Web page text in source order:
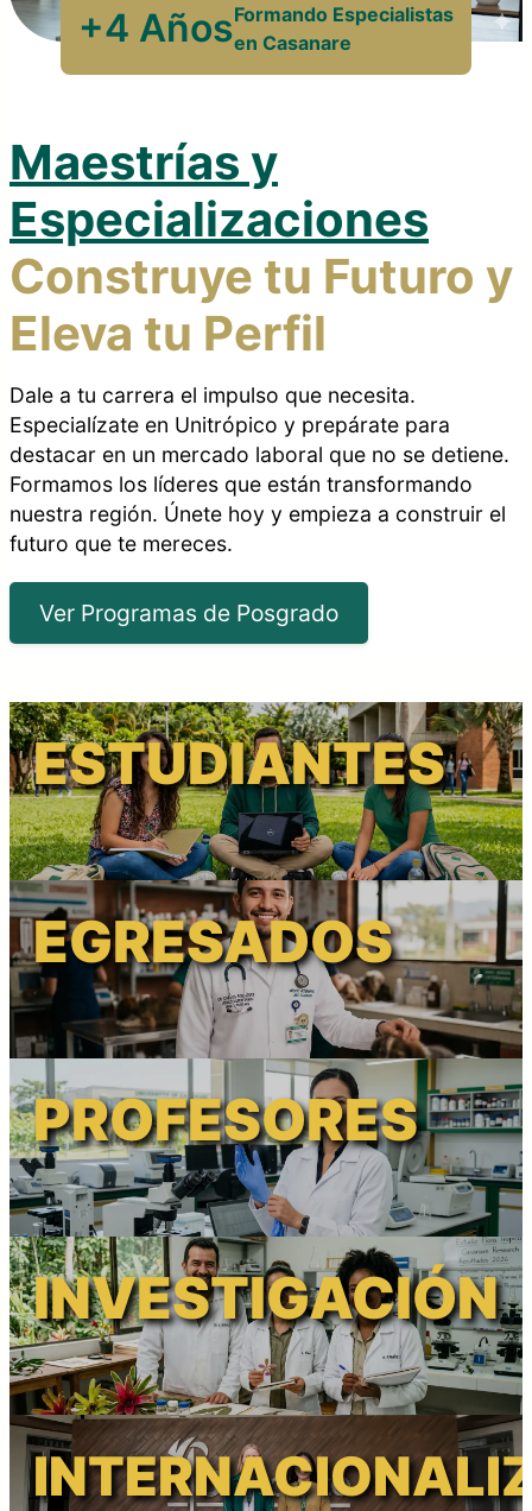
+4 AñosFormando Especialistas
en Casanare
Maestrías y
Especializaciones
Construye tu Futuro y
Eleva tu Perfil
Dale a tu carrera el impulso que necesita.
Especialízate en Unitrópico y prepárate para
destacar en un mercado laboral que no se detiene.
Formamos los líderes que están transformando
nuestra región. Únete hoy y empieza a construir el
futuro que te mereces.
Ver Programas de Posgrado
ESTUDIANTES
EGRESADOS
PROFESORES
INVESTIGACIÓN